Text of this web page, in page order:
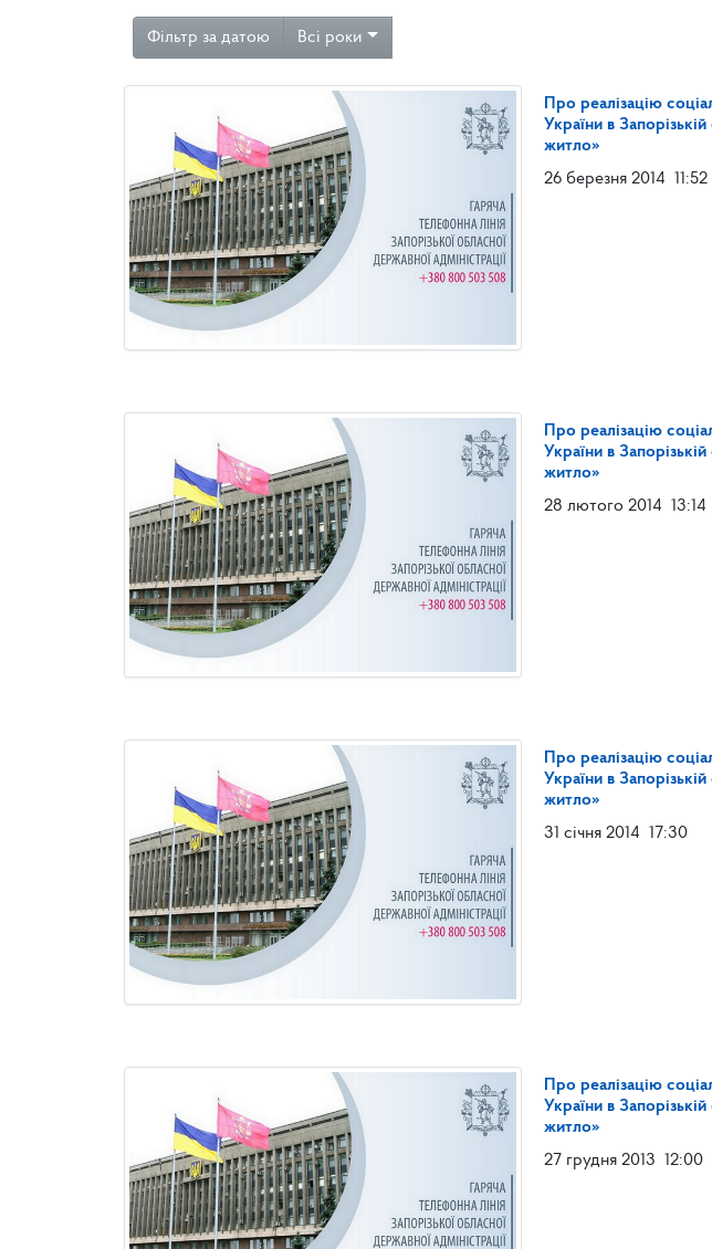
Фільтр за датою Всі роки
Про реалізацію
України в
житло»
26 березня 2014 11:52
Про реалізацію
України в
житло»
28 лютого 2014 13:14
Про реалізацію
України в
житло»
31 січня 2014 17:30
Про реалізацію
України в
житло»
27 грудня 2013 12:00